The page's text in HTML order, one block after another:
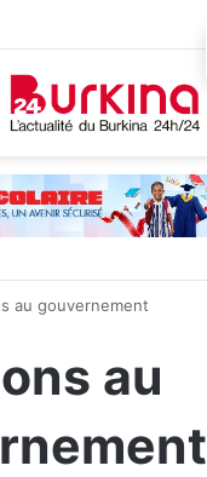
au gouvernement
au